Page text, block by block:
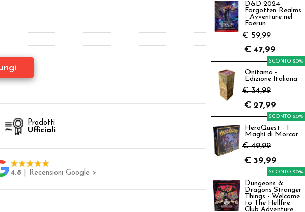
Prodotti
Ufficiali
4.8 | Recensioni Google >
D&D 2024
Forgotten Realms
- Avventure nel
Faerun
€ 59,99
€ 47,99
Onitama -
Edizione Italiana
€ 34,99
SCONTO 20%
€ 27,99
HeroQuest - I
Maghi di Morcar
€ 49,99
SCONTO 20%
€ 39,99
Dungeons &
Dragons Stranger
Things - Welcome
to The Hellfire
Club Adventure
SCONTO 20%